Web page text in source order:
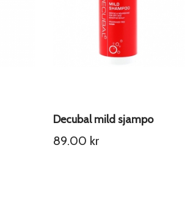
Decubal mild sjampo
89.00 kr